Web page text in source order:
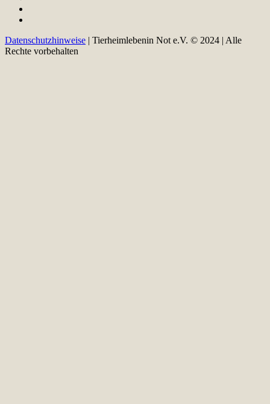
Datenschutzhinweise | Tierheimlebenin Not e.V. © 2024 | Alle
Rechte vorbehalten